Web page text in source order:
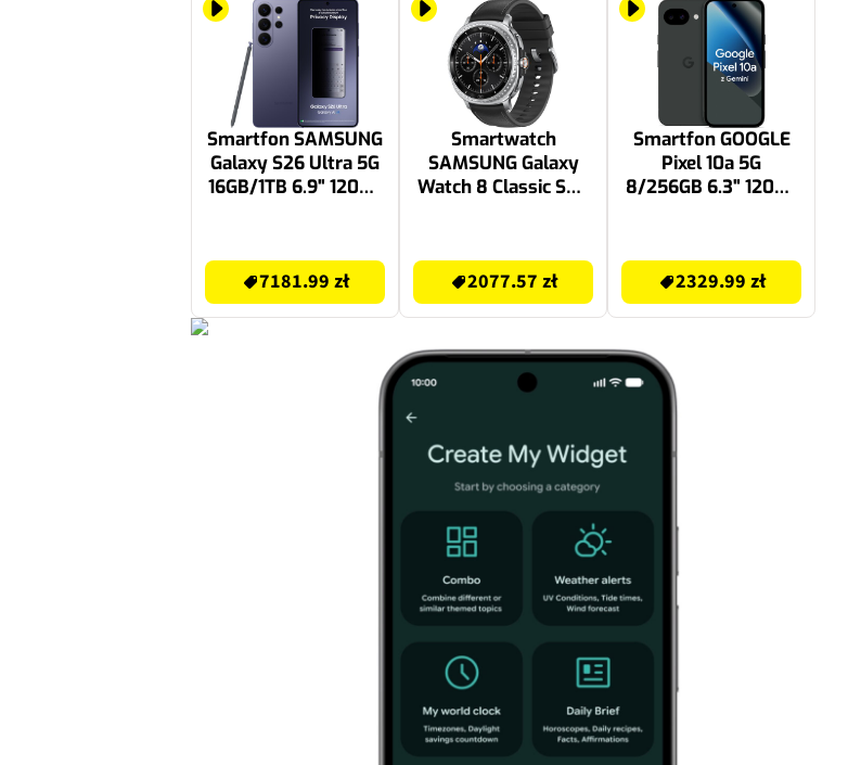
Smartfon SAMSUNG
Galaxy S26 Ultra 5G
16GB/1TB 6.9" 120Hz
7181.99 zł
Smartwatch
SAMSUNG Galaxy
Watch 8 Classic SM-
2077.57 zł
Smartfon GOOGLE
Pixel 10a 5G
8/256GB 6.3" 120Hz
2329.99 zł